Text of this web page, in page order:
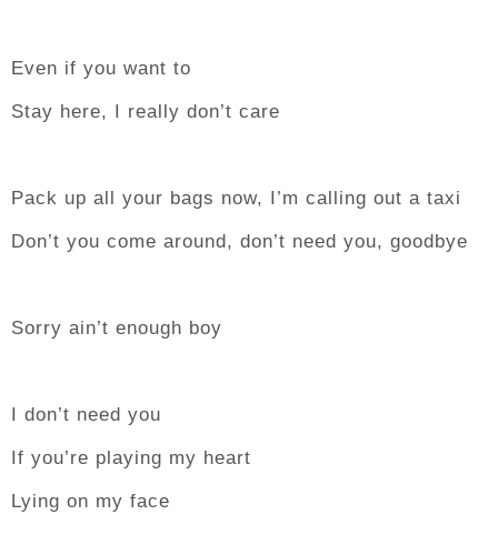
Even if you want to
Stay here, I really don’t care
Pack up all your bags now, I’m calling out a taxi
Don’t you come around, don’t need you, goodbye
Sorry ain’t enough boy
I don’t need you
If you’re playing my heart
Lying on my face